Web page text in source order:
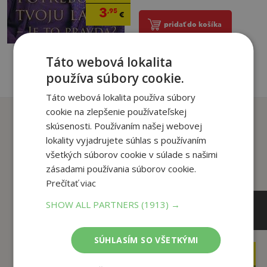
3,95 €
pridať do košíka
Zákazníci, ktorí si kúpili
tento titul si tiež kúpili
29,90
Táto webová lokalita
používa súbory cookie.
Táto webová lokalita používa súbory
cookie na zlepšenie používateľskej
skúsenosti. Používaním našej webovej
lokality vyjadrujete súhlas s používaním
všetkých súborov cookie v súlade s našimi
zásadami používania súborov cookie.
Prečítať viac
SHOW ALL PARTNERS(1913) →
SÚHLASÍM SO VŠETKÝMI